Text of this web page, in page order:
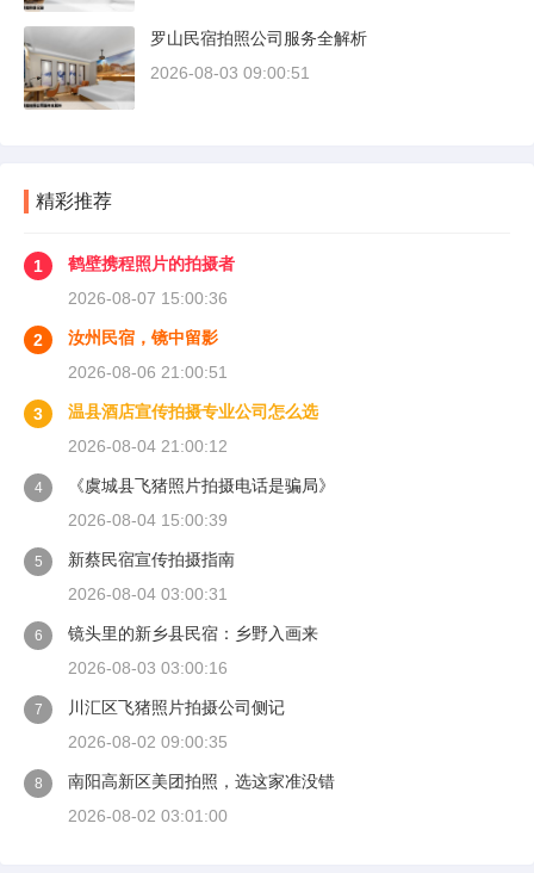
罗山民宿拍照公司服务全解析
2026-08-03 09:00:51
精彩推荐
1
鹤壁携程照片的拍摄者
2026-08-07 15:00:36
2
汝州民宿，镜中留影
2026-08-06 21:00:51
3
温县酒店宣传拍摄专业公司怎么选
2026-08-04 21:00:12
4
《虞城县飞猪照片拍摄电话是骗局》
2026-08-04 15:00:39
5
新蔡民宿宣传拍摄指南
2026-08-04 03:00:31
6
镜头里的新乡县民宿：乡野入画来
2026-08-03 03:00:16
7
川汇区飞猪照片拍摄公司侧记
2026-08-02 09:00:35
8
南阳高新区美团拍照，选这家准没错
2026-08-02 03:01:00